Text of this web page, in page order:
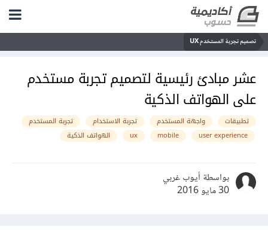
تصميم تجربة المستخدم UX
عشر مبادئ رئيسية لتصميم تجربة مستخدم
على الهواتف الذكية
تطبيقات واجهة المستخدم تجربة الاستخدام
تجربة المستخدم
user experience
mobile
ux الهواتف الذكية
بواسطة أيوب غربي
30 مايو 2016